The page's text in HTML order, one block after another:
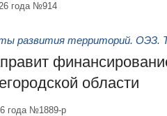
года №914
развития территорий. ОЭЗ.
области
года №1889-р